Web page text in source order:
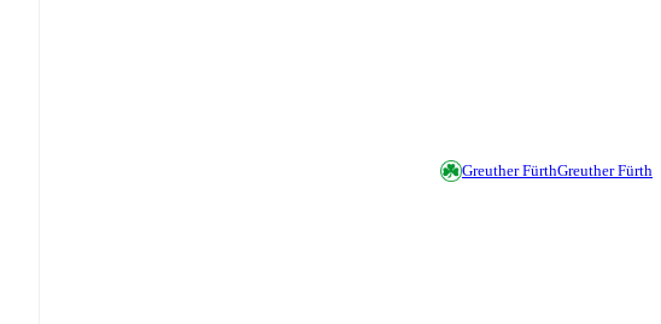
Greuther FürthGreuther Fürth